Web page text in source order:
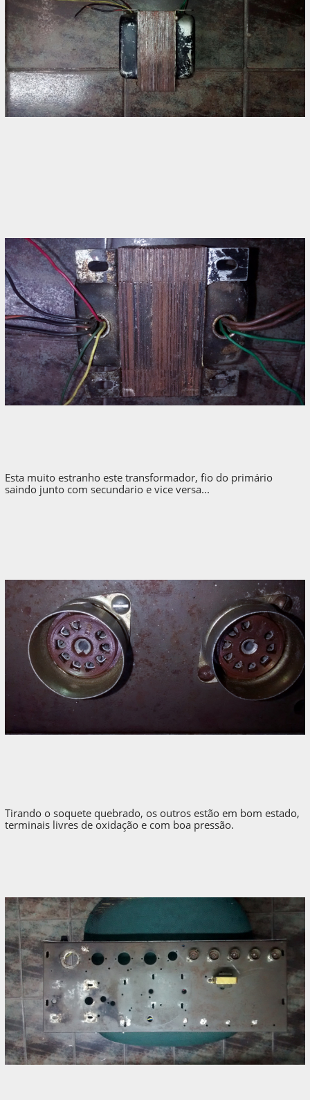
Esta muito estranho este transformador, fio do primário
saindo junto com secundario e vice versa...
Tirando o soquete quebrado, os outros estão em bom estado,
terminais livres de oxidação e com boa pressão.